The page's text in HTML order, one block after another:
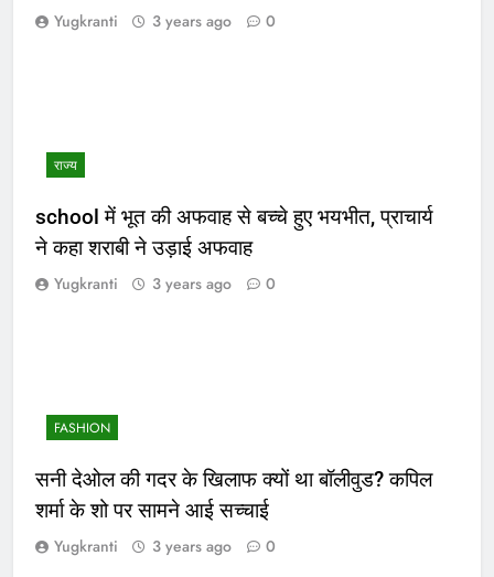
Yugkranti 3 years ago 0
राज्य
school में भूत की अफवाह से बच्चे हुए भयभीत, प्राचार्य
ने कहा शराबी ने उड़ाई अफवाह
Yugkranti 3 years ago 0
FASHION
सनी देओल की गदर के खिलाफ क्यों था बॉलीवुड? कपिल
शर्मा के शो पर सामने आई सच्चाई
Yugkranti 3 years ago 0